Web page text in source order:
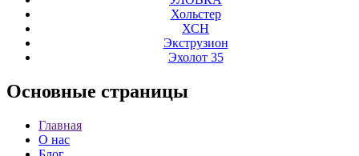
Хольстер
ХСН
Экструзион
Эхолот 35
Основные страницы
Главная
О нас